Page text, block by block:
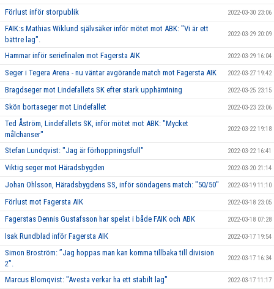
Förlust inför storpublik 2022-03-30 23:06
FAIK:s Mathias Wiklund självsäker inför mötet mot ABK: "Vi är ett
bättre lag".
2022-03-29 20:09
Hammar inför seriefinalen mot Fagersta AIK 2022-03-29 16:04
Seger i Tegera Arena - nu väntar avgörande match mot Fagersta AIK 2022-03-27 19:42
Bragdseger mot Lindefallets SK efter stark upphämtning 2022-03-25 23:15
Skön bortaseger mot Lindefallet 2022-03-23 23:06
Ted Åström, Lindefallets SK, inför mötet mot ABK: "Mycket
målchanser"
2022-03-22 19:18
Stefan Lundqvist: "Jag är förhoppningsfull" 2022-03-22 16:41
Viktig seger mot Häradsbygden 2022-03-20 21:14
Johan Ohlsson, Häradsbygdens SS, inför söndagens match: "50/50" 2022-03-19 11:10
Förlust mot Fagersta AIK 2022-03-18 23:05
Fagerstas Dennis Gustafsson har spelat i både FAIK och ABK 2022-03-18 07:28
Isak Rundblad inför Fagersta AIK 2022-03-17 19:54
Simon Broström: ”Jag hoppas man kan komma tillbaka till division
2”.
2022-03-17 16:34
Marcus Blomqvist: "Avesta verkar ha ett stabilt lag" 2022-03-17 11:17